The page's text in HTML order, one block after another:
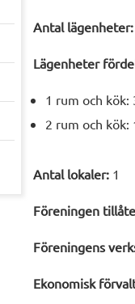
Antal lägenheter:
Lägenheter
1 rum och
2 rum och
Antal lokaler: 1
Föreningen
Föreningens
Ekonomisk